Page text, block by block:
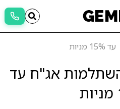
עד 15% מניות
אג"ח עד